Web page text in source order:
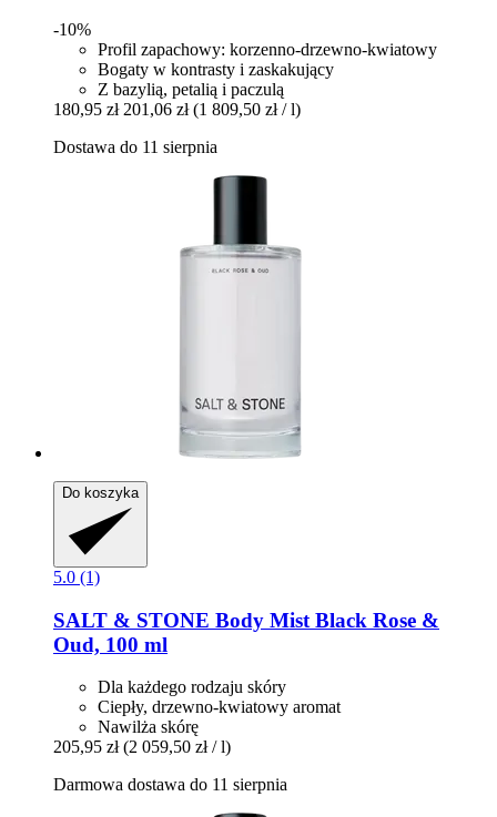
-10%
Profil zapachowy: korzenno-drzewno-kwiatowy
Bogaty w kontrasty i zaskakujący
Z bazylią, petalią i paczulą
180,95 zł 201,06 zł (1 809,50 zł / l)
Dostawa do 11 sierpnia
Do koszyka
5.0 (1)
SALT & STONE Body Mist Black Rose &
Oud, 100 ml
Dla każdego rodzaju skóry
Ciepły, drzewno-kwiatowy aromat
Nawilża skórę
205,95 zł (2 059,50 zł / l)
Darmowa dostawa do 11 sierpnia